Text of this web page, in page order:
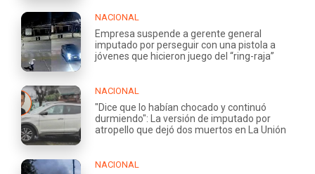
NACIONAL
Empresa suspende a gerente general
imputado por perseguir con una pistola a
jóvenes que hicieron juego del “ring-raja”
NACIONAL
"Dice que lo habían chocado y continuó
durmiendo": La versión de imputado por
atropello que dejó dos muertos en La Unión
NACIONAL